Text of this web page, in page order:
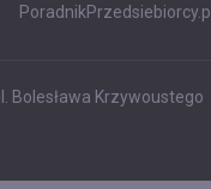
PoradnikPrzedsiebiorcy.pl
Bolesława Krzywoustego